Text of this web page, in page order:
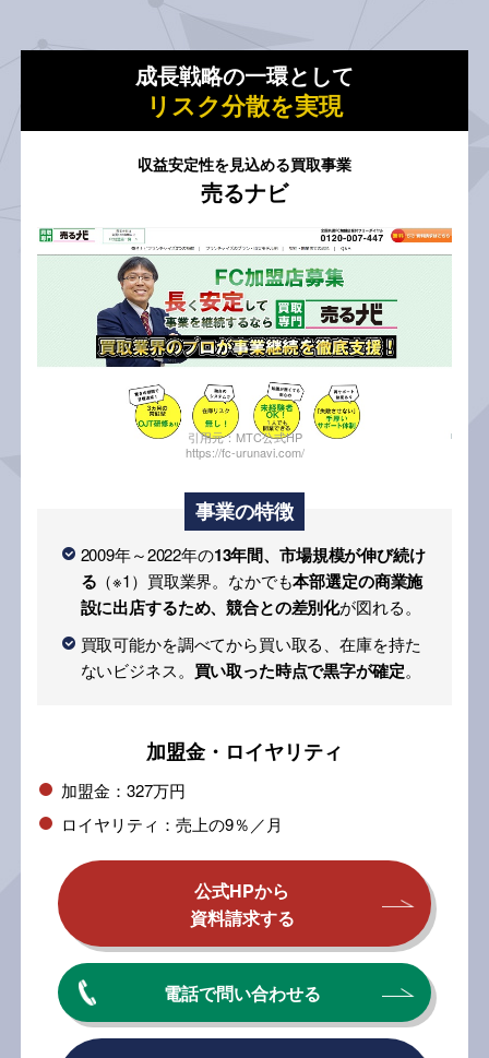
成長戦略の一環として
リスク分散を実現
収益安定性を見込める買取事業
売るナビ
引用元：MTC公式HP
https://fc-urunavi.com/
事業の特徴
2009年～2022年の13年間、市場規模が伸び続け
る （※1）買取業界。なかでも本部選定の商業施
設に出店するため、競合との差別化が図れる。
買取可能かを調べてから買い取る、在庫を持た
ないビジネス。 買い取った時点で黒字が確定。
加盟金・ロイヤリティ
加盟金：327万円
ロイヤリティ：売上の9％／月
公式HPから
資料請求する
電話で問い合わせる